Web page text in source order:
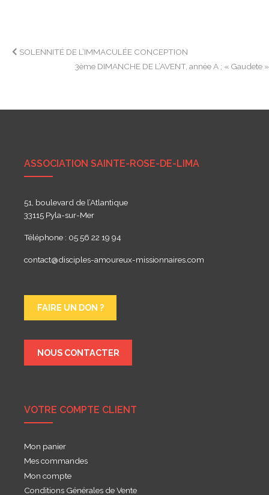
Navigation
l’article
SOLENNITÉ DE L’IMMACULÉE CONCEPTION
3ème DIMANCHE DE L’AVENT, année A ; « Gaudete
ASSOCIATION SAINTE-ROSE-DE-LIMA
51, boulevard de l’Atlantique
33115 Pyla-sur-Mer
Téléphone : 05 56 22 19 94
contact@disciples-amoureux-missionnaires.com
FAIRE UN DON ?
NOUS CONTACTER
VOTRE COMPTE CLIENT
Mon panier
Mes commandes
Mon compte
Conditions Générales de Vente